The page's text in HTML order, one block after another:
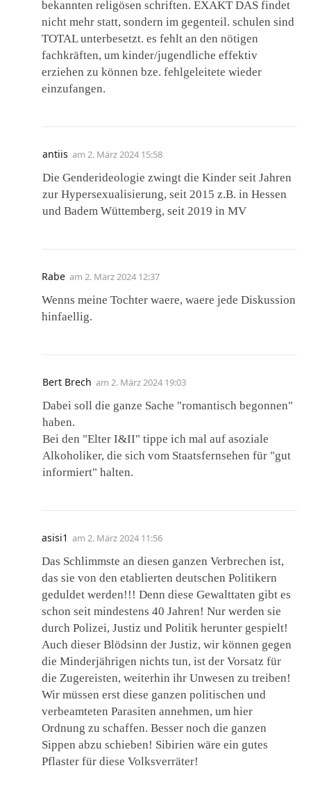
bekannten religösen schriften. EXAKT DAS findet
nicht mehr statt, sondern im gegenteil. schulen sind
TOTAL unterbesetzt. es fehlt an den nötigen
fachkräften, um kinder/jugendliche effektiv
erziehen zu können bze. fehlgeleitete wieder
einzufangen.
antiis am 2. März 2024 15:58
Die Genderideologie zwingt die Kinder seit Jahren
zur Hypersexualisierung, seit 2015 z.B. in Hessen
und Badem Wüttemberg, seit 2019 in MV
Rabe am 2. März 2024 12:37
Wenns meine Tochter waere, waere jede Diskussion
hinfaellig.
Bert Brech am 2. März 2024 19:03
Dabei soll die ganze Sache "romantisch begonnen"
haben.
Bei den "Elter I&II" tippe ich mal auf asoziale
Alkoholiker, die sich vom Staatsfernsehen für "gut
informiert" halten.
asisi1 am 2. März 2024 11:56
Das Schlimmste an diesen ganzen Verbrechen ist,
das sie von den etablierten deutschen Politikern
geduldet werden!!! Denn diese Gewalttaten gibt es
schon seit mindestens 40 Jahren! Nur werden sie
durch Polizei, Justiz und Politik herunter gespielt!
Auch dieser Blödsinn der Justiz, wir können gegen
die Minderjährigen nichts tun, ist der Vorsatz für
die Zugereisten, weiterhin ihr Unwesen zu treiben!
Wir müssen erst diese ganzen politischen und
verbeamteten Parasiten annehmen, um hier
Ordnung zu schaffen. Besser noch die ganzen
Sippen abzu schieben! Sibirien wäre ein gutes
Pflaster für diese Volksverräter!